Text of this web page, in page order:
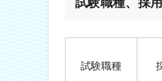
試験職種